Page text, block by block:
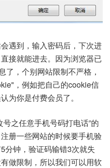
遇到，输入密码后，下次进
接就能进去。因为浏览器已
了，个别网站限制不严格，
，例如把自己的cookie信
为你是付费会员了。
之任意手机号码打电话”的
册一些网站的时候要手机验
分钟，验证码输错3次就失
做限制，所以我们可以用软